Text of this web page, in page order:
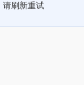
请刷新重试